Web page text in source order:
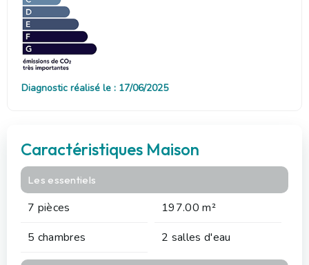
Diagnostic réalisé le : 17/06/2025
Caractéristiques Maison
Les essentiels
7 pièces
197.00 m²
5 chambres
2 salles d'eau